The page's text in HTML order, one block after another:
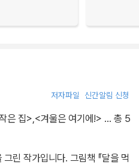
저자파일 신간알림 신청
은 집>,<겨울은 여기에!> … 총 5
린 작가입니다. 그림책 『달을 먹